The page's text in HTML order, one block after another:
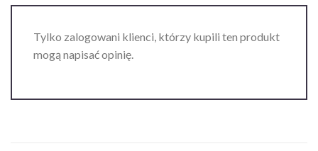
Tylko zalogowani klienci, którzy kupili ten produkt
mogą napisać opinię.